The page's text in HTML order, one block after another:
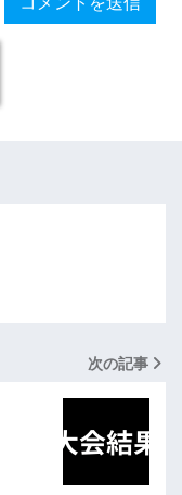
次の記事